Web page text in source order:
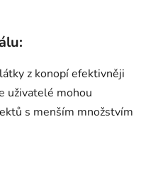
z konopí efektivněji
uživatelé mohou
s menším množstvím